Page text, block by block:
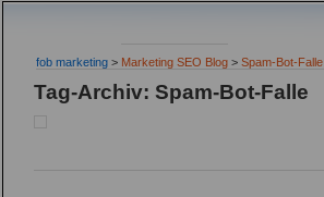
fob marketing > Marketing SEO Blog > Spam-Bot-Falle
Tag-Archiv: Spam-Bot-Falle